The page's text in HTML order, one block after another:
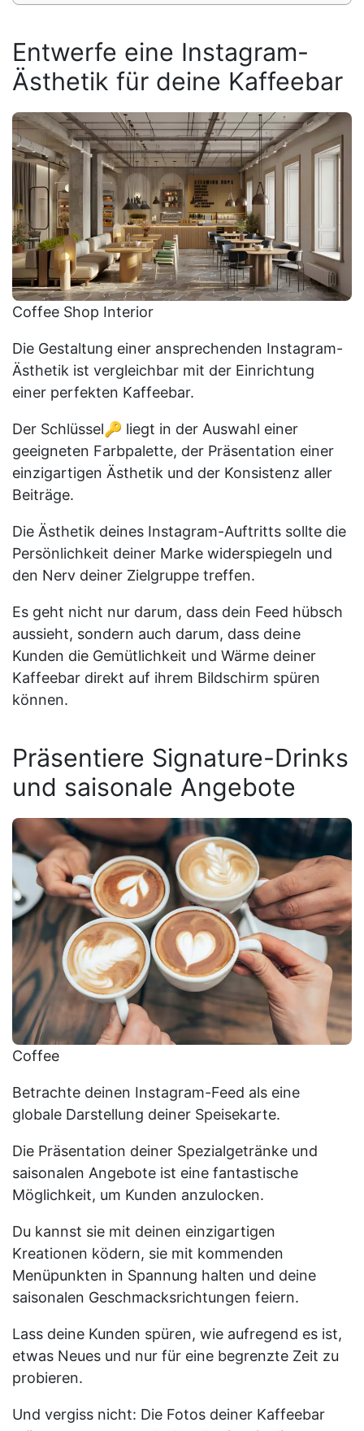
Entwerfe eine Instagram-
Ästhetik für deine Kaffeebar
Coffee Shop Interior
Die Gestaltung einer ansprechenden Instagram-
Ästhetik ist vergleichbar mit der Einrichtung
einer perfekten Kaffeebar.
Der Schlüssel🔑 liegt in der Auswahl einer
geeigneten Farbpalette, der Präsentation einer
einzigartigen Ästhetik und der Konsistenz aller
Beiträge.
Die Ästhetik deines Instagram-Auftritts sollte die
Persönlichkeit deiner Marke widerspiegeln und
den Nerv deiner Zielgruppe treffen.
Es geht nicht nur darum, dass dein Feed hübsch
aussieht, sondern auch darum, dass deine
Kunden die Gemütlichkeit und Wärme deiner
Kaffeebar direkt auf ihrem Bildschirm spüren
können.
Präsentiere Signature-Drinks
und saisonale Angebote
Coffee
Betrachte deinen Instagram-Feed als eine
globale Darstellung deiner Speisekarte.
Die Präsentation deiner Spezialgetränke und
saisonalen Angebote ist eine fantastische
Möglichkeit, um Kunden anzulocken.
Du kannst sie mit deinen einzigartigen
Kreationen ködern, sie mit kommenden
Menüpunkten in Spannung halten und deine
saisonalen Geschmacksrichtungen feiern.
Lass deine Kunden spüren, wie aufregend es ist,
etwas Neues und nur für eine begrenzte Zeit zu
probieren.
Und vergiss nicht: Die Fotos deiner Kaffeebar